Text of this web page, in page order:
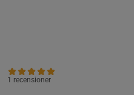
1 recensioner